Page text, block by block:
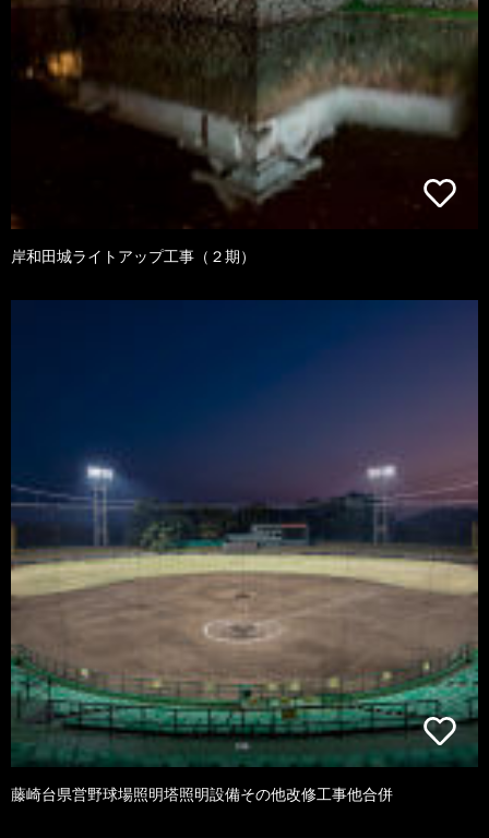
岸和田城ライトアップ工事（２期）
藤崎台県営野球場照明塔照明設備その他改修工事他合併